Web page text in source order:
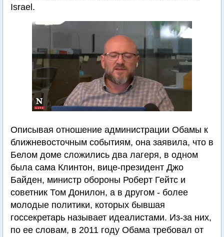
Israel.
Описывая отношение администрации Обамы к
ближневосточным событиям, она заявила, что в
Белом доме сложились два лагеря, в одном
была сама Клинтон, вице-президент Джо
Байден, министр обороны Роберт Гейтс и
советник Том Донилон, а в другом - более
молодые политики, которых бывшая
госсекретарь называет идеалистами. Из-за них,
по ее словам, в 2011 году Обама требовал от